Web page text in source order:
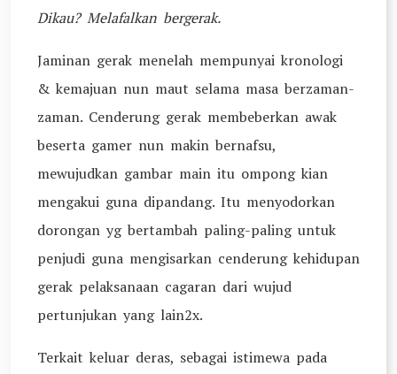
Dikau? Melafalkan bergerak.
Jaminan gerak menelah mempunyai kronologi
& kemajuan nun maut selama masa berzaman-
zaman. Cenderung gerak membeberkan awak
beserta gamer nun makin bernafsu,
mewujudkan gambar main itu ompong kian
mengakui guna dipandang. Itu menyodorkan
dorongan yg bertambah paling-paling untuk
penjudi guna mengisarkan cenderung kehidupan
gerak pelaksanaan cagaran dari wujud
pertunjukan yang lain2x.
Terkait keluar deras, sebagai istimewa pada